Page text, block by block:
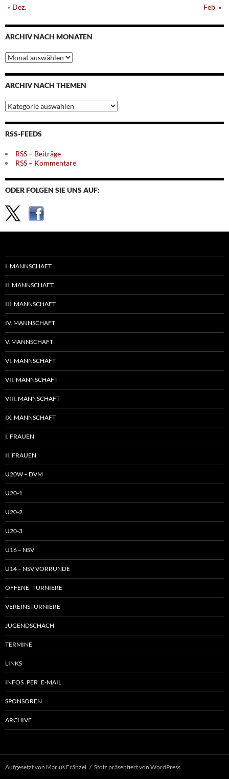
« Dez.
Feb. »
ARCHIV NACH MONATEN
Archiv
nach
Monaten
ARCHIV NACH THEMEN
Archiv
nach
Themen
RSS-FEEDS
RSS – Beiträge
RSS – Kommentare
ODER FOLGEN SIE UNS AUF:
I. MANNSCHAFT
II. MANNSCHAFT
III. MANNSCHAFT
IV. MANNSCHAFT
V. MANNSCHAFT
VI. MANNSCHAFT
VII. MANNSCHAFT
VIII. MANNSCHAFT
IX. MANNSCHAFT
I. FRAUEN
II. FRAUEN
U20W – DVM
U20-1
U20-2
U20-3
U16 – NSV
U14 – NSV VORRUNDE
OFFENE TURNIERE
VEREINSTURNIERE
JUGENDSCHACH
TERMINE
LINKS
INFOS PER E-MAIL
SPONSOREN
ARCHIVE
Aufgesetzt von Marius Fränzel Stolz präsentiert von WordPress